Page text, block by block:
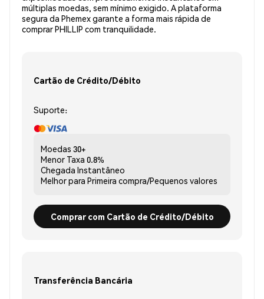
múltiplas moedas, sem mínimo exigido. A plataforma
segura da Phemex garante a forma mais rápida de
comprar PHILLIP com tranquilidade.
Cartão de Crédito/Débito
Suporte:
Moedas 30+
Menor Taxa 0.8%
Chegada Instantâneo
Melhor para Primeira compra/Pequenos valores
Comprar com Cartão de Crédito/Débito
Transferência Bancária